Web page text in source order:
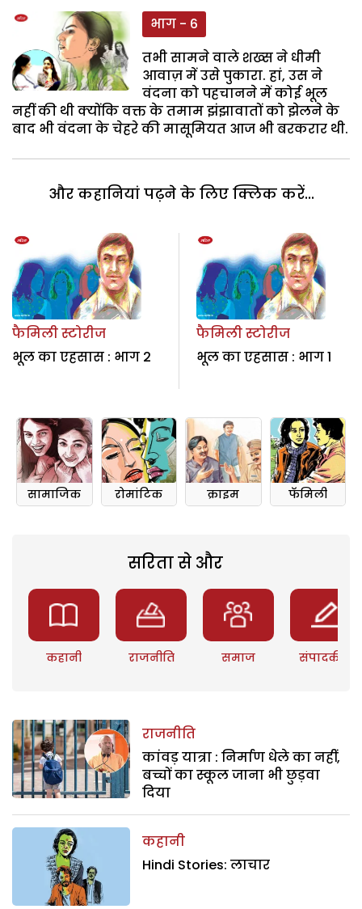
भाग - 6
तभी सामने वाले शख्स ने धीमी
आवाज़ में उसे पुकारा. हां, उस ने
वंदना को पहचानने में कोई भूल
नहीं की थी क्योंकि वक्त के तमाम झंझावातों को झेलने के
बाद भी वंदना के चेहरे की मासूमियत आज भी बरकरार थी.
और कहानियां पढ़ने के लिए क्लिक करें...
फैमिली स्टोरीज
भूल का एहसास : भाग 2
फैमिली स्टोरीज
भूल का एहसास : भाग 1
सामाजिक रोमांटिक क्राइम फॅमिली
सरिता से और
कहानी राजनीति समाज संपादकीय
राजनीति
कांवड़ यात्रा : निर्माण धेले का नहीं,
बच्चों का स्कूल जाना भी छुड़वा
दिया
कहानी
Hindi Stories: लाचार